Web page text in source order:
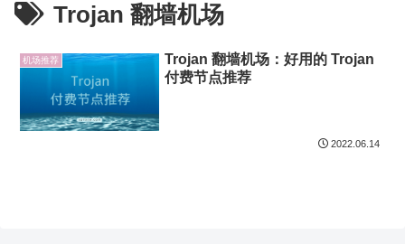
Trojan 翻墙机场
机场推荐
Trojan 翻墙机场：好用的 Trojan
付费节点推荐
2022.06.14